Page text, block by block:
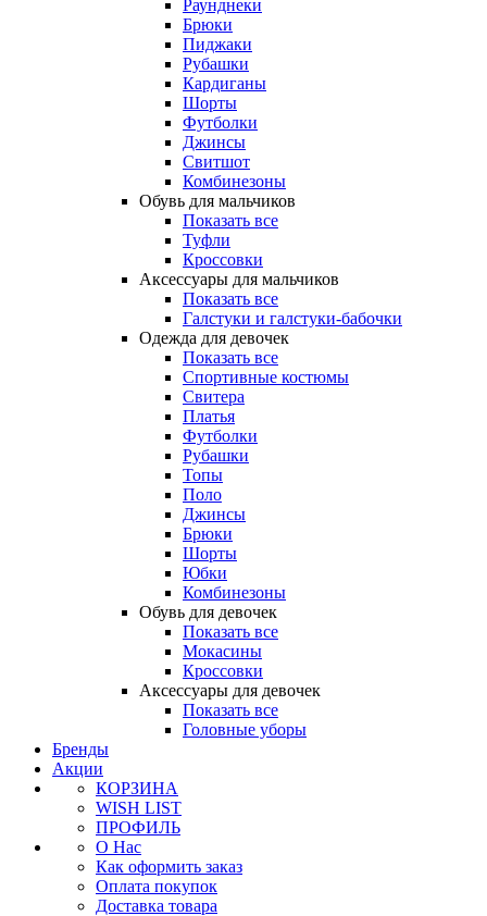
Раунднеки
Брюки
Пиджаки
Рубашки
Кардиганы
Шорты
Футболки
Джинсы
Свитшот
Комбинезоны
Обувь для мальчиков
Показать все
Туфли
Кроссовки
Аксессуары для мальчиков
Показать все
Галстуки и галстуки-бабочки
Одежда для девочек
Показать все
Спортивные костюмы
Свитера
Платья
Футболки
Рубашки
Топы
Поло
Джинсы
Брюки
Шорты
Юбки
Комбинезоны
Обувь для девочек
Показать все
Мокасины
Кроссовки
Аксессуары для девочек
Показать все
Головные уборы
Бренды
Акции
КОРЗИНА
WISH LIST
ПРОФИЛЬ
О Нас
Как оформить заказ
Оплата покупок
Доставка товара